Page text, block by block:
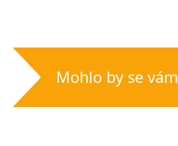
Mohlo by se vám